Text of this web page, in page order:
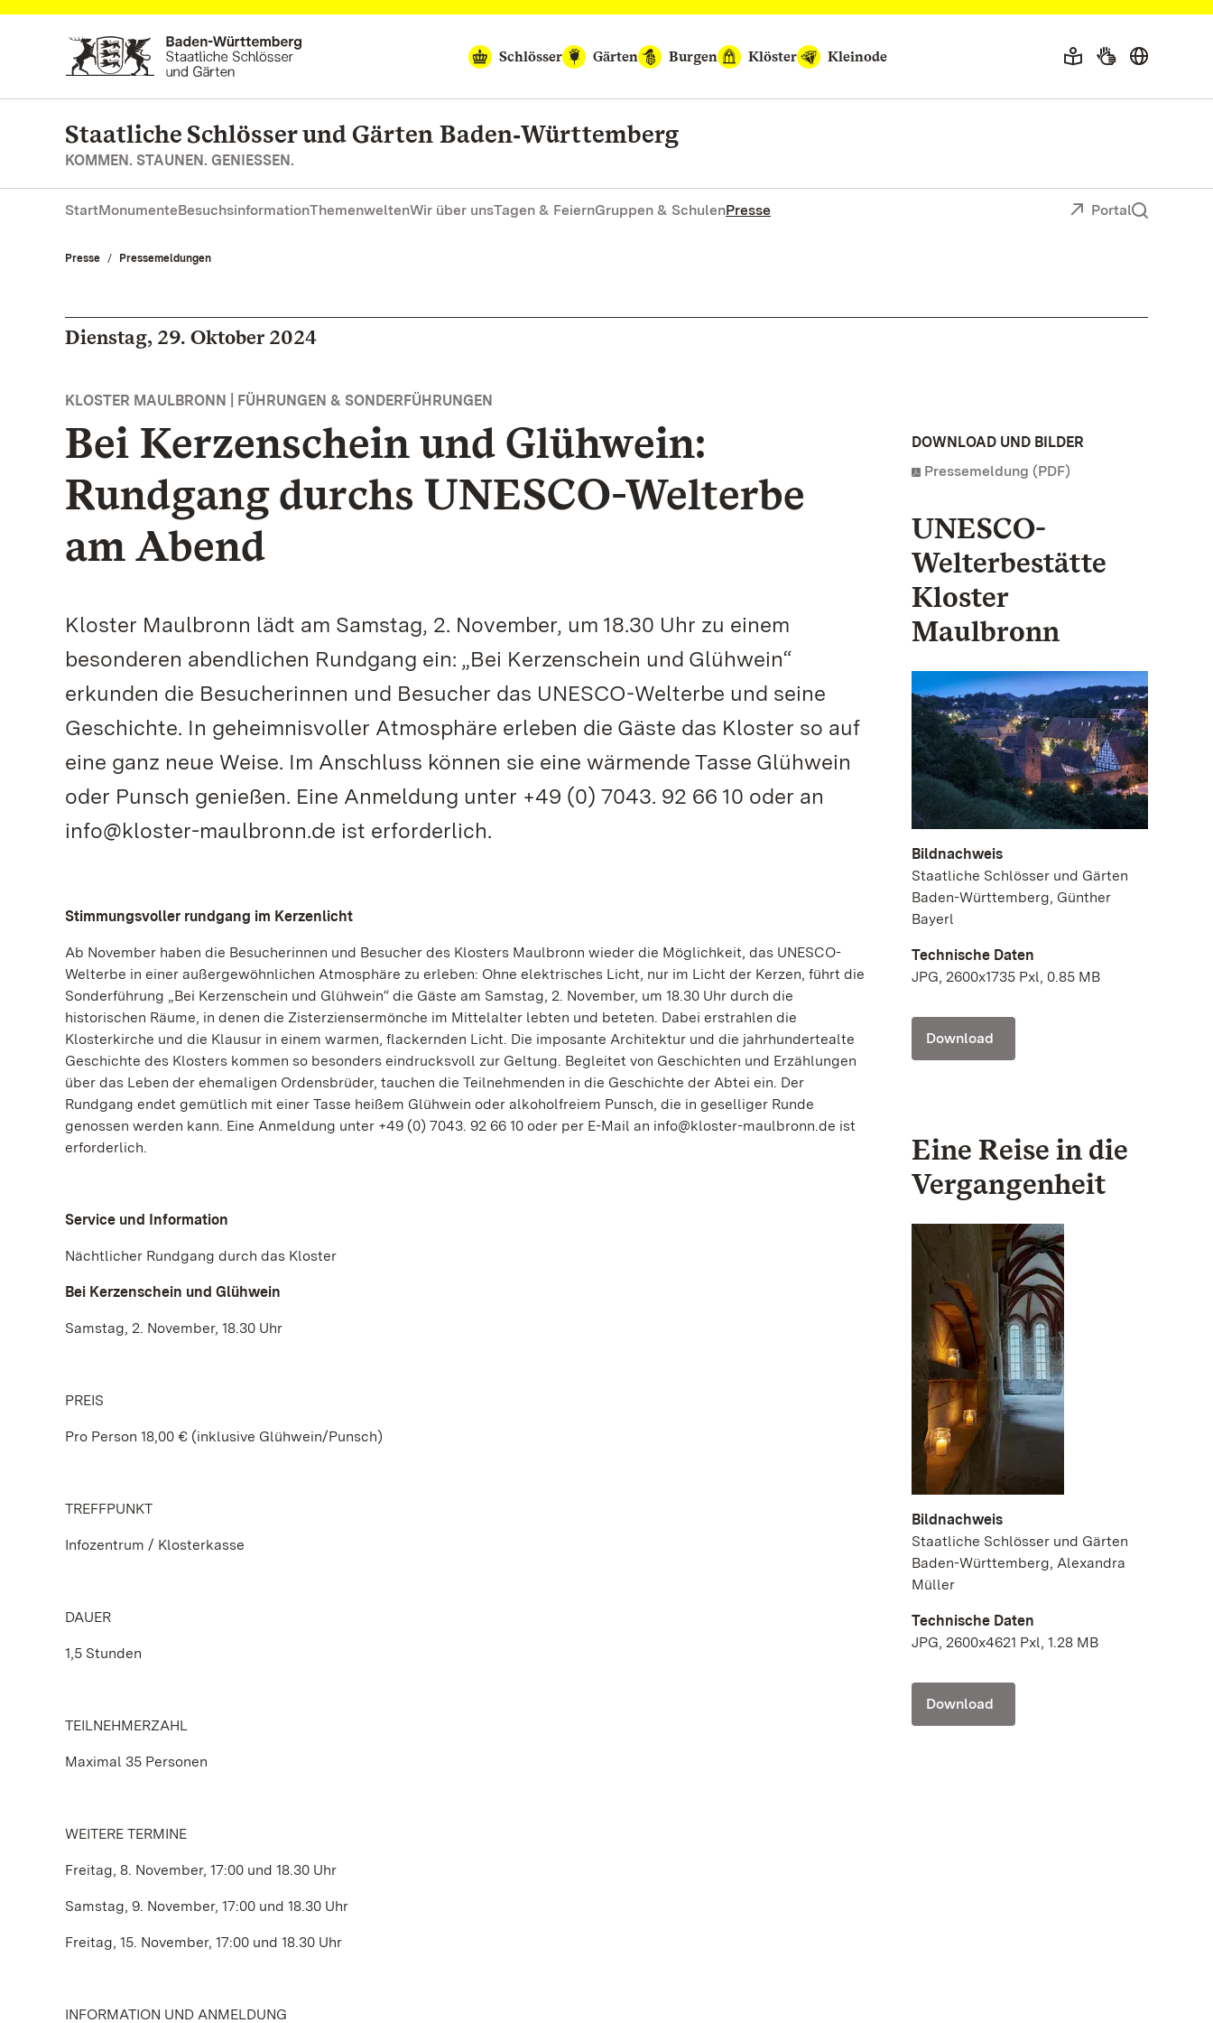
Zum Hauptinhalt springen
Schlösser
Gärten Burgen Klöster Kleinode
Staatliche Schlösser und Gärten Baden‑Württemberg
KOMMEN. STAUNEN. GENIESSEN.
StartMonumenteBesuchsinformationThemenweltenWir über unsTagen & FeiernGruppen & SchulenPresse Portal
Presse Pressemeldungen
Dienstag, 29. Oktober 2024
KLOSTER MAULBRONN | FÜHRUNGEN & SONDERFÜHRUNGEN
Bei Kerzenschein und Glühwein:
Rundgang durchs UNESCO-Welterbe
am Abend
Kloster Maulbronn lädt am Samstag, 2. November, um 18.30 Uhr zu einem
besonderen abendlichen Rundgang ein: „Bei Kerzenschein und Glühwein“
erkunden die Besucherinnen und Besucher das UNESCO-Welterbe und seine
Geschichte. In geheimnisvoller Atmosphäre erleben die Gäste das Kloster so auf
eine ganz neue Weise. Im Anschluss können sie eine wärmende Tasse Glühwein
oder Punsch genießen. Eine Anmeldung unter +49 (0) 7043. 92 66 10 oder an
info@kloster-maulbronn.de ist erforderlich.
Stimmungsvoller rundgang im Kerzenlicht
Ab November haben die Besucherinnen und Besucher des Klosters Maulbronn wieder die Möglichkeit, das UNESCO-
Welterbe in einer außergewöhnlichen Atmosphäre zu erleben: Ohne elektrisches Licht, nur im Licht der Kerzen, führt die
Sonderführung „Bei Kerzenschein und Glühwein“ die Gäste am Samstag, 2. November, um 18.30 Uhr durch die
historischen Räume, in denen die Zisterziensermönche im Mittelalter lebten und beteten. Dabei erstrahlen die
Klosterkirche und die Klausur in einem warmen, flackernden Licht. Die imposante Architektur und die jahrhundertealte
Geschichte des Klosters kommen so besonders eindrucksvoll zur Geltung. Begleitet von Geschichten und Erzählungen
über das Leben der ehemaligen Ordensbrüder, tauchen die Teilnehmenden in die Geschichte der Abtei ein. Der
Rundgang endet gemütlich mit einer Tasse heißem Glühwein oder alkoholfreiem Punsch, die in geselliger Runde
genossen werden kann. Eine Anmeldung unter +49 (0) 7043. 92 66 10 oder per E-Mail an info@kloster-maulbronn.de ist
erforderlich.
Service und Information
Nächtlicher Rundgang durch das Kloster
Bei Kerzenschein und Glühwein
Samstag, 2. November, 18.30 Uhr
PREIS
Pro Person 18,00 € (inklusive Glühwein/Punsch)
TREFFPUNKT
Infozentrum / Klosterkasse
DAUER
1,5 Stunden
TEILNEHMERZAHL
Maximal 35 Personen
WEITERE TERMINE
Freitag, 8. November, 17:00 und 18.30 Uhr
Samstag, 9. November, 17:00 und 18.30 Uhr
Freitag, 15. November, 17:00 und 18.30 Uhr
INFORMATION UND ANMELDUNG
DOWNLOAD UND BILDER
Pressemeldung (PDF)
UNESCO-
Welterbestätte
Kloster
Maulbronn
Bildnachweis
Staatliche Schlösser und Gärten
Baden-Württemberg, Günther
Bayerl
Technische Daten
JPG, 2600x1735 Pxl, 0.85 MB
Download
Eine Reise in die
Vergangenheit
Bildnachweis
Staatliche Schlösser und Gärten
Baden-Württemberg, Alexandra
Müller
Technische Daten
JPG, 2600x4621 Pxl, 1.28 MB
Download